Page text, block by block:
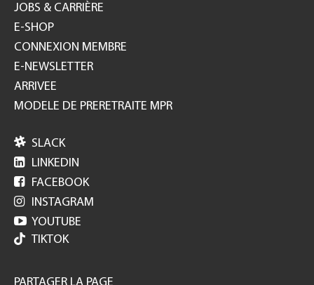
JOBS & CARRIÈRE
E-SHOP
CONNEXION MEMBRE
E-NEWSLETTER
ARRIVEE
MODELE DE PRERETRAITE MPR
 SLACK
 LINKEDIN
 FACEBOOK
 INSTAGRAM
 YOUTUBE
TIKTOK
PARTAGER LA PAGE